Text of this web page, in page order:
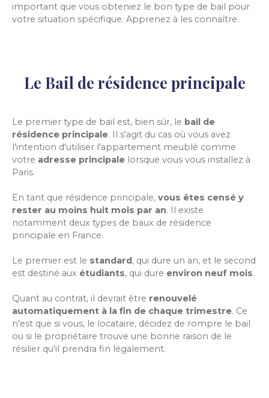
important que vous obteniez le bon type de bail pour
votre situation spécifique. Apprenez à les connaître.
Le Bail de résidence principale
Le premier type de bail est, bien sûr, le bail de
résidence principale. Il s'agit du cas où vous avez
l'intention d'utiliser l'appartement meublé comme
votre adresse principale lorsque vous vous installez à
Paris.
En tant que résidence principale, vous êtes censé y
rester au moins huit mois par an. Il existe
notamment deux types de baux de résidence
principale en France.
Le premier est le standard, qui dure un an, et le second
est destiné aux étudiants, qui dure environ neuf mois.
Quant au contrat, il devrait être renouvelé
automatiquement à la fin de chaque trimestre. Ce
n'est que si vous, le locataire, décidez de rompre le bail
ou si le propriétaire trouve une bonne raison de le
résilier qu'il prendra fin légalement.